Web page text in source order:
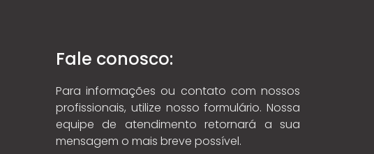
Fale conosco:
Para informações ou contato com nossos
profissionais, utilize nosso formulário. Nossa
equipe de atendimento retornará a sua
mensagem o mais breve possível.